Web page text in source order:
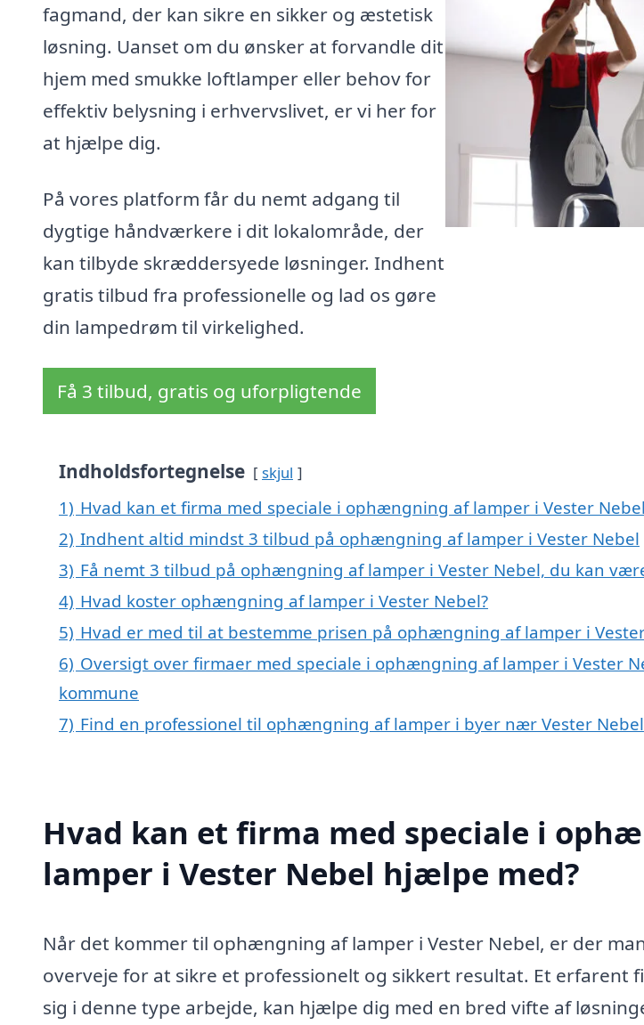
fagmand, der kan sikre en sikker og æstetisk
løsning. Uanset om du ønsker at forvandle dit
hjem med smukke loftlamper eller behov for
effektiv belysning i erhvervslivet, er vi her for
at hjælpe dig.
På vores platform får du nemt adgang til
dygtige håndværkere i dit lokalområde, der
kan tilbyde skræddersyede løsninger. Indhent
gratis tilbud fra professionelle og lad os gøre
din lampedrøm til virkelighed.
Få 3 tilbud, gratis og uforpligtende
Indholdsfortegnelse skjul
1) Hvad kan et firma med speciale i ophængning af lamper i Vester
2) Indhent altid mindst 3 tilbud på ophængning af lamper i Vester Nebel
3) Få nemt 3 tilbud på ophængning af lamper i Vester Nebel, du kan
4) Hvad koster ophængning af lamper i Vester Nebel?
5) Hvad er med til at bestemme prisen på ophængning af lamper i
6) Oversigt over firmaer med speciale i ophængning af lamper i Vester
kommune
7) Find en professionel til ophængning af lamper i byer nær Vester Nebel
Hvad kan et firma med speciale i
lamper i Vester Nebel hjælpe med?
Når det kommer til ophængning af lamper i Vester Nebel, er der
overveje for at sikre et professionelt og sikkert resultat. Et erfarent
sig i denne type arbejde, kan hjælpe dig med en bred vifte af